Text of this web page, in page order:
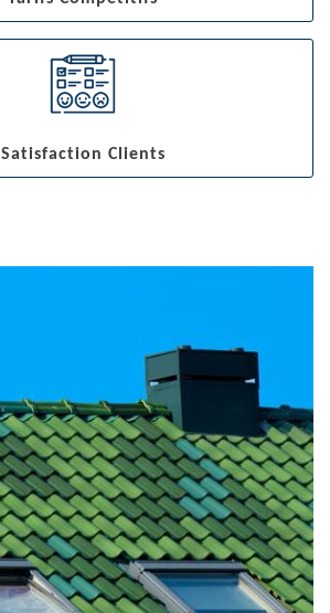
Satisfaction Clients